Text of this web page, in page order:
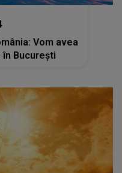
Vom avea
București